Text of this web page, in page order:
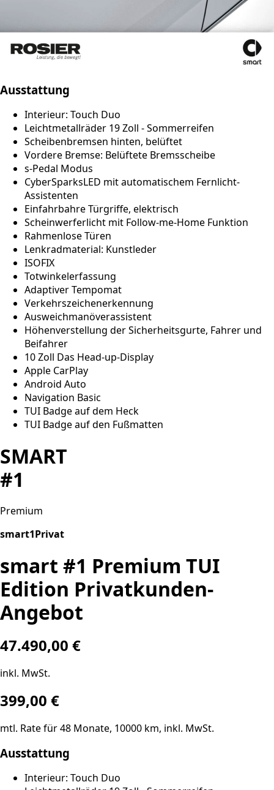
Ausstattung
Interieur: Touch Duo
Leichtmetallräder 19 Zoll - Sommerreifen
Scheibenbremsen hinten, belüftet
Vordere Bremse: Belüftete Bremsscheibe
s-Pedal Modus
CyberSparksLED mit automatischem Fernlicht-
Assistenten
Einfahrbahre Türgriffe, elektrisch
Scheinwerferlicht mit Follow-me-Home Funktion
Rahmenlose Türen
Lenkradmaterial: Kunstleder
ISOFIX
Totwinkelerfassung
Adaptiver Tempomat
Verkehrszeichenerkennung
Ausweichmanöverassistent
Höhenverstellung der Sicherheitsgurte, Fahrer und
Beifahrer
10 Zoll Das Head-up-Display
Apple CarPlay
Android Auto
Navigation Basic
TUI Badge auf dem Heck
TUI Badge auf den Fußmatten
SMART
#1
Premium
smart1Privat
smart #1 Premium TUI
Edition Privatkunden-
Angebot
47.490,00 €
inkl. MwSt.
399,00 €
mtl. Rate für48 Monate, 10000 km, inkl. MwSt.
Ausstattung
Interieur: Touch Duo